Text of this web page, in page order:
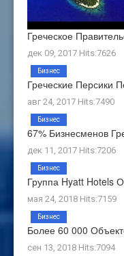
Греческое
дек 09, 2017 Hits:7626
Греческие Персики
авг 24, 2017 Hits:7490
Бизнес
67% Бизнесменов
дек 11, 2017 Hits:7206
Бизнес
Группа Hyatt Hotels
мая 24, 2018 Hits:7159
Бизнес
Более 60 000
сен 13, 2018 Hits:7094
Бизнес